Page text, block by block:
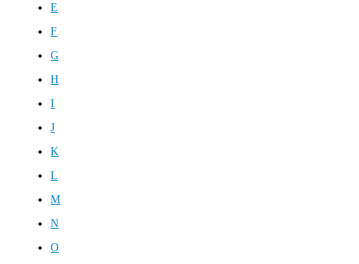
E
F
G
H
I
J
K
L
M
N
O